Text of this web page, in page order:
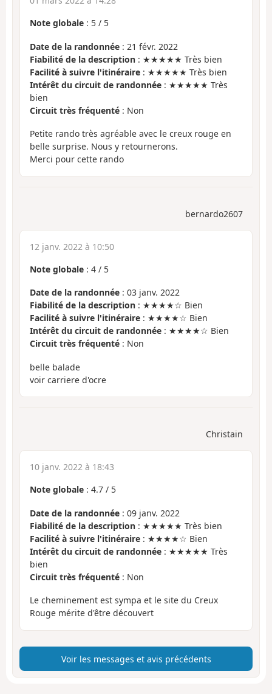
Note globale : 5 / 5
Date de la randonnée : 21 févr. 2022
Fiabilité de la description : ★★★★★ Très bien
Facilité à suivre l'itinéraire : ★★★★★ Très bien
Intérêt du circuit de randonnée : ★★★★★ Très
bien
Circuit très fréquenté : Non
Petite rando très agréable avec le creux rouge en
belle surprise. Nous y retournerons.
Merci pour cette rando
bernardo2607
12 janv. 2022 à 10:50
Note globale : 4 / 5
Date de la randonnée : 03 janv. 2022
Fiabilité de la description : ★★★★☆ Bien
Facilité à suivre l'itinéraire : ★★★★☆ Bien
Intérêt du circuit de randonnée : ★★★★☆ Bien
Circuit très fréquenté : Non
belle balade
voir carriere d'ocre
Christain
10 janv. 2022 à 18:43
Note globale : 4.7 / 5
Date de la randonnée : 09 janv. 2022
Fiabilité de la description : ★★★★★ Très bien
Facilité à suivre l'itinéraire : ★★★★☆ Bien
Intérêt du circuit de randonnée : ★★★★★ Très
bien
Circuit très fréquenté : Non
Le cheminement est sympa et le site du Creux
Rouge mérite d'être découvert
Voir les messages et avis précédents